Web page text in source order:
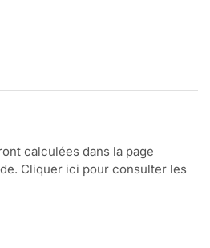
calculées dans la page
Cliquer ici pour consulter les